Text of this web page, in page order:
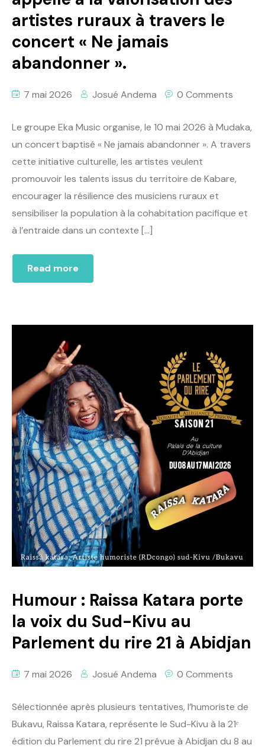
artistes ruraux à travers le
concert « Ne jamais
abandonner ».
7 mai 2026 Josué Andema 0 Comments
Le groupe Eka Music organise, le 10 mai 2026 à Mudaka,
un concert baptisé « Ne jamais abandonner ». A travers
cette initiative culturelle, les artistes veulent
promouvoir les talents issus du territoire de Kabare,
encourager la résilience des musiciens ruraux et
sensibiliser la population à la cohabitation pacifique et
à l’entraide dans un contexte […]
Read more
Humour : Raissa Katara porte
la voix du Sud-Kivu au
Parlement du rire 21 à Abidjan
7 mai 2026 Josué Andema 0 Comments
Sélectionnée après plusieurs tentatives, l’humoriste de
Bukavu, Raissa Katara, représente le Sud-Kivu à la 21ᵉ
édition du Parlement du rire 21 prévue à Abidjan du 8 au